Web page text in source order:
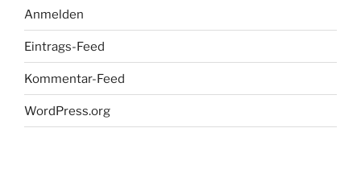
Anmelden
Eintrags-Feed
Kommentar-Feed
WordPress.org